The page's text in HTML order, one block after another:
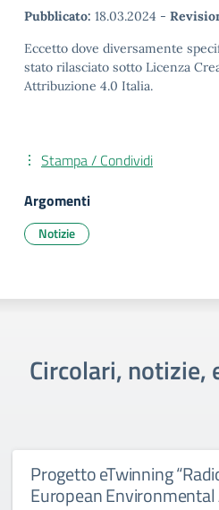
Pubblicato: 18.03.2024 -
Eccetto dove diversamente
stato rilasciato sotto Licenza
Attribuzione 4.0 Italia.
Stampa / Condividi
Argomenti
Notizie
Circolari, notizie,
Progetto eTwinning
European Environmental